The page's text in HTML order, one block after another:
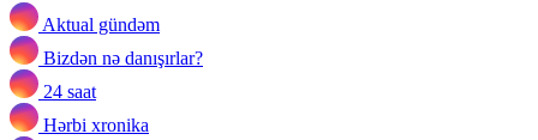
Aktual gündəm
Bizdən nə danışırlar?
24 saat
Hərbi xronika